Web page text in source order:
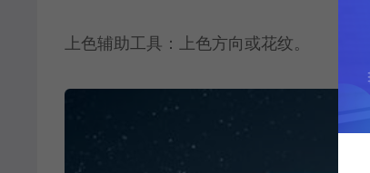
上色辅助工具：上色方向或花纹。